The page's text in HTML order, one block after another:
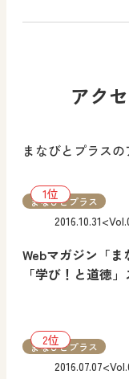
アク
まなびとプラス
Webマガジン「
「学び！と道徳
2016.10.31
まなびとプラス
2016.07.07
まなびとプラス